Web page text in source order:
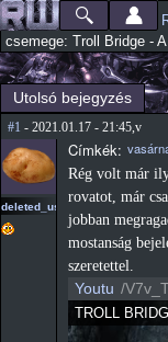
Főmenü
Jelenlegi hely
csemege: Troll Bridge -
Utolsó bejegyzés
#1 - 2021.01.17 - 21:45,v
deleted_user
Címkék:
Rég volt már
rovatot, már
jobban
mostanság
szeretettel.
Youtu /
TROLL